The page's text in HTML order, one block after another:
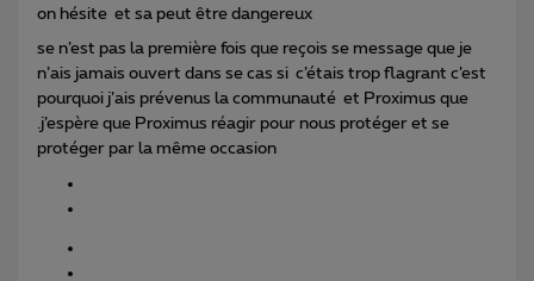
on hésite et sa peut être dangereux
se n’est pas la première fois que reçois se message que je
n’ais jamais ouvert dans se cas si c’étais trop flagrant c’est
pourquoi j’ais prévenus la communauté et Proximus que
.j’espère que Proximus réagir pour nous protéger et se
protéger par la même occasion